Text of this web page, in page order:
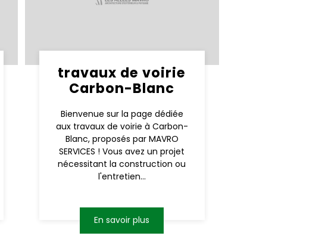
travaux de voirie
Carbon-Blanc
Bienvenue sur la page dédiée
aux travaux de voirie à Carbon-
Blanc, proposés par MAVRO
SERVICES ! Vous avez un projet
nécessitant la construction ou
l'entretien...
En savoir plus